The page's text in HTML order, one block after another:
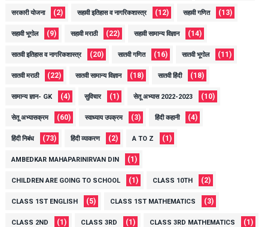
सरकारी योजना (2) सहावी इतिहास व नागरिकशास्त्र (12) सहावी गणित (13)
सहावी भूगोल (9) सहावी मराठी (22) सहावी सामान्य विज्ञान (14)
सातवी इतिहास व नागरिकशास्त्र (20) सातवी गणित (16) सातवी भूगोल (11)
सातवी मराठी (22) सातवी सामान्य विज्ञान (18) सातवी हिंदी (18)
सामान्य ज्ञान- GK (4) सुविचार (1) सेतू अभ्यास 2022-2023 (10)
सेतू अभ्यासक्रम (60) स्वाध्याय उपक्रम (3) हिंदी कहानी (4)
हिंदी निबंध (73) हिंदी व्याकरण (2) A TO Z (1)
AMBEDKAR MAHAPARINIRVAN DIN (1)
CHILDREN ARE GOING TO SCHOOL (1) CLASS 10TH (2)
CLASS 1ST ENGLISH (5) CLASS 1ST MATHEMATICS (3)
CLASS 2ND (1) CLASS 3RD (1) CLASS 3RD MATHEMATICS (1)